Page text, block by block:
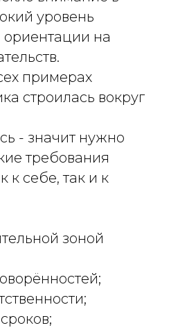
уровень
ориентации на
примерах
строилась вокруг
- значит нужно
требования
к себе, так и к
зоной